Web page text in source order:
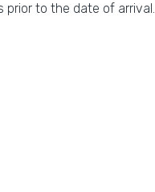
prior to the date of arrival.